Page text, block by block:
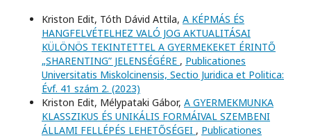
Kriston Edit, Tóth Dávid Attila, A KÉPMÁS ÉS
HANGFELVÉTELHEZ VALÓ JOG AKTUALITÁSAI
KÜLÖNÖS TEKINTETTEL A GYERMEKEKET ÉRINTŐ
„SHARENTING” JELENSÉGÉRE , Publicationes
Universitatis Miskolcinensis, Sectio Juridica et Politica:
Évf. 41 szám 2. (2023)
Kriston Edit, Mélypataki Gábor, A GYERMEKMUNKA
KLASSZIKUS ÉS UNIKÁLIS FORMÁIVAL SZEMBENI
ÁLLAMI FELLÉPÉS LEHETŐSÉGEI , Publicationes